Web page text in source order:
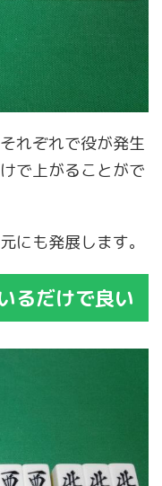
れぞれで役が発生
で上がることがで
にも発展します。
るだけで良い